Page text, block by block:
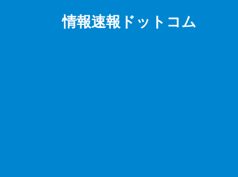
情報速報ドットコム